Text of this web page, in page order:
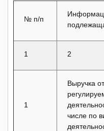
№ п/п
1 2
1
Выручка от
числе по